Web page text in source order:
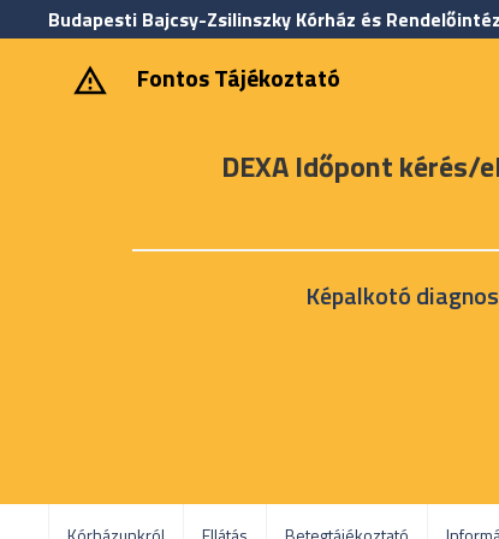
Budapesti Bajcsy-Zsilinszky Kórház és
‎ ‎Fontos Tájékoztató
DEXA Időpont kérés/
Képalkotó